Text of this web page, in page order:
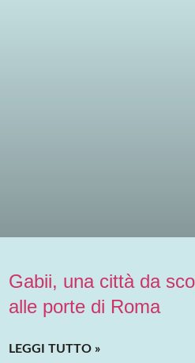
Gabii, una città da
alle porte di Roma
LEGGI TUTTO »